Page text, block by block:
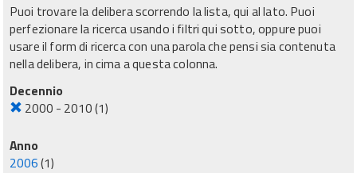
Puoi trovare la delibera scorrendo la lista, qui al lato. Puoi
perfezionare la ricerca usando i filtri qui sotto, oppure puoi
usare il form di ricerca con una parola che pensi sia contenuta
nella delibera, in cima a questa colonna.
Decennio
2000 - 2010(1)
Anno
2006(1)